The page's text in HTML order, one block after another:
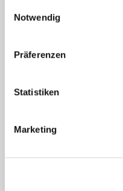
Cookies, wenn Sie
Notwendig
Präferenzen
Statistiken
Marketing
Professionell an der
Rezeption: Check-In